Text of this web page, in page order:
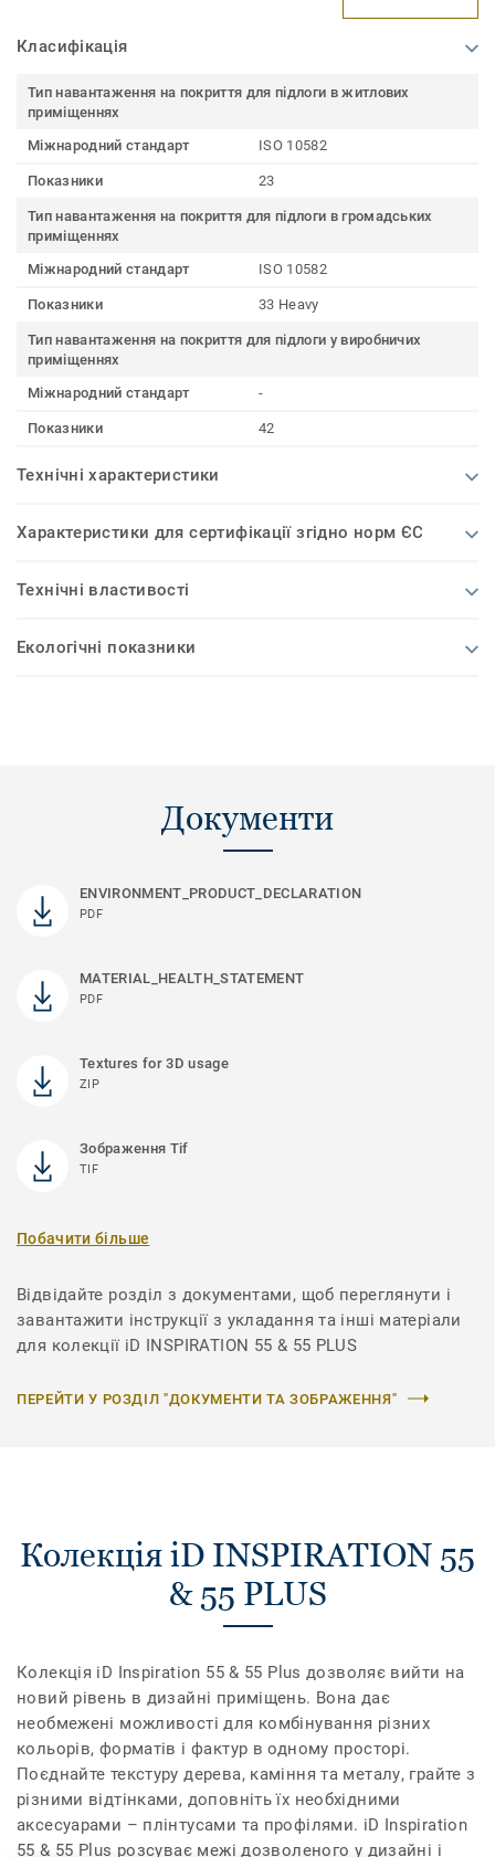
Класифікація
Тип навантаження на покриття для підлоги в житлових
приміщеннях
Міжнародний стандарт
ISO 10582
Показники 23
Тип навантаження на покриття для підлоги в громадських
приміщеннях
Міжнародний стандарт
ISO 10582
Показники 33 Heavy
Тип навантаження на покриття для підлоги у виробничих
приміщеннях
Міжнародний стандарт
-
Показники 42
Технічні характеристики
Характеристики для сертифікації згідно норм ЄС
Технічні властивості
Екологічні показники
Документи
ENVIRONMENT_PRODUCT_DECLARATION
PDF
MATERIAL_HEALTH_STATEMENT
PDF
Textures for 3D usage
ZIP
Зображення Tif
TIF
Побачити більше
Відвідайте розділ з документами, щоб переглянути і
завантажити інструкції з укладання та інші матеріали
для колекції iD INSPIRATION 55 & 55 PLUS
ПЕРЕЙТИ У РОЗДІЛ "ДОКУМЕНТИ ТА ЗОБРАЖЕННЯ"
Колекція iD INSPIRATION 55
& 55 PLUS
Колекція iD Inspiration 55 & 55 Plus дозволяє вийти на
новий рівень в дизайні приміщень. Вона дає
необмежені можливості для комбінування різних
кольорів, форматів і фактур в одному просторі.
Поєднайте текстуру дерева, каміння та металу, грайте з
різними відтінками, доповніть їх необхідними
аксесуарами – плінтусами та профілями. iD Inspiration
55 & 55 Plus розсуває межі дозволеного у дизайні і